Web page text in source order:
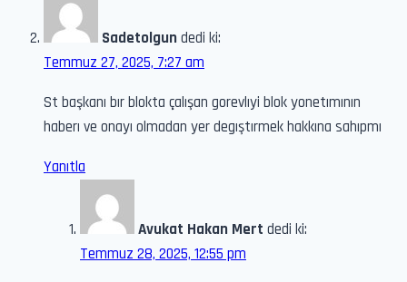
Sadetolgundedi ki:
Temmuz 27, 2025, 7:27 am
St başkanı bır blokta çalışan gorevlıyi blok yonetımının
haberı ve onayı olmadan yer degıştırmek hakkına sahıpmı
Yanıtla
Avukat Hakan Mert dedi ki:
Temmuz 28, 2025, 12:55 pm